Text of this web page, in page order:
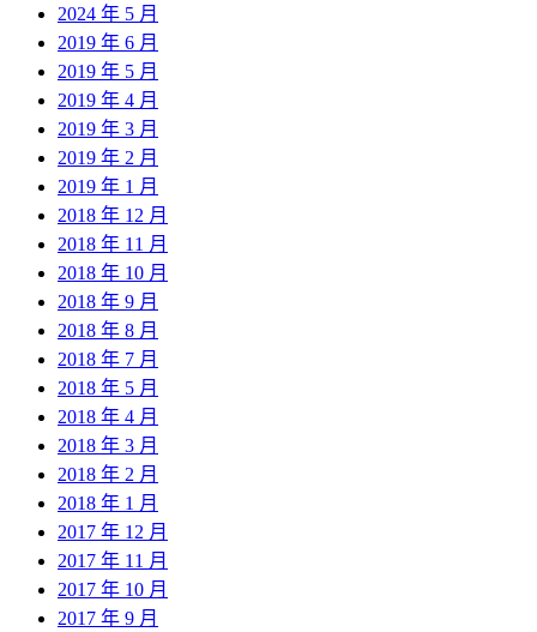
2024 年 5 月
2019 年 6 月
2019 年 5 月
2019 年 4 月
2019 年 3 月
2019 年 2 月
2019 年 1 月
2018 年 12 月
2018 年 11 月
2018 年 10 月
2018 年 9 月
2018 年 8 月
2018 年 7 月
2018 年 5 月
2018 年 4 月
2018 年 3 月
2018 年 2 月
2018 年 1 月
2017 年 12 月
2017 年 11 月
2017 年 10 月
2017 年 9 月